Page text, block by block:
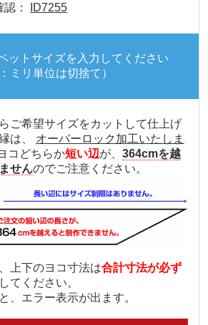
： ID7255
トサイズを入力してください
ミリ単位は切捨て）
ご希望サイズをカットして仕上げ
は、 オーバーロック加工いたしま
コどちらか短い辺が、 364cmを越
せんのでご注意ください。
上下のヨコ寸法は合計寸法が必ず
てください。
、エラー表示が出ます。